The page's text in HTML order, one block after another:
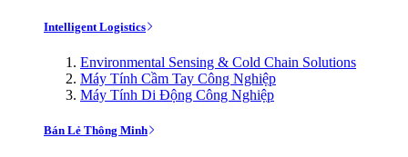
Intelligent Logistics
Environmental Sensing & Cold Chain Solutions
Máy Tính Cầm Tay Công Nghiệp
Máy Tính Di Động Công Nghiệp
Bán Lẻ Thông Minh